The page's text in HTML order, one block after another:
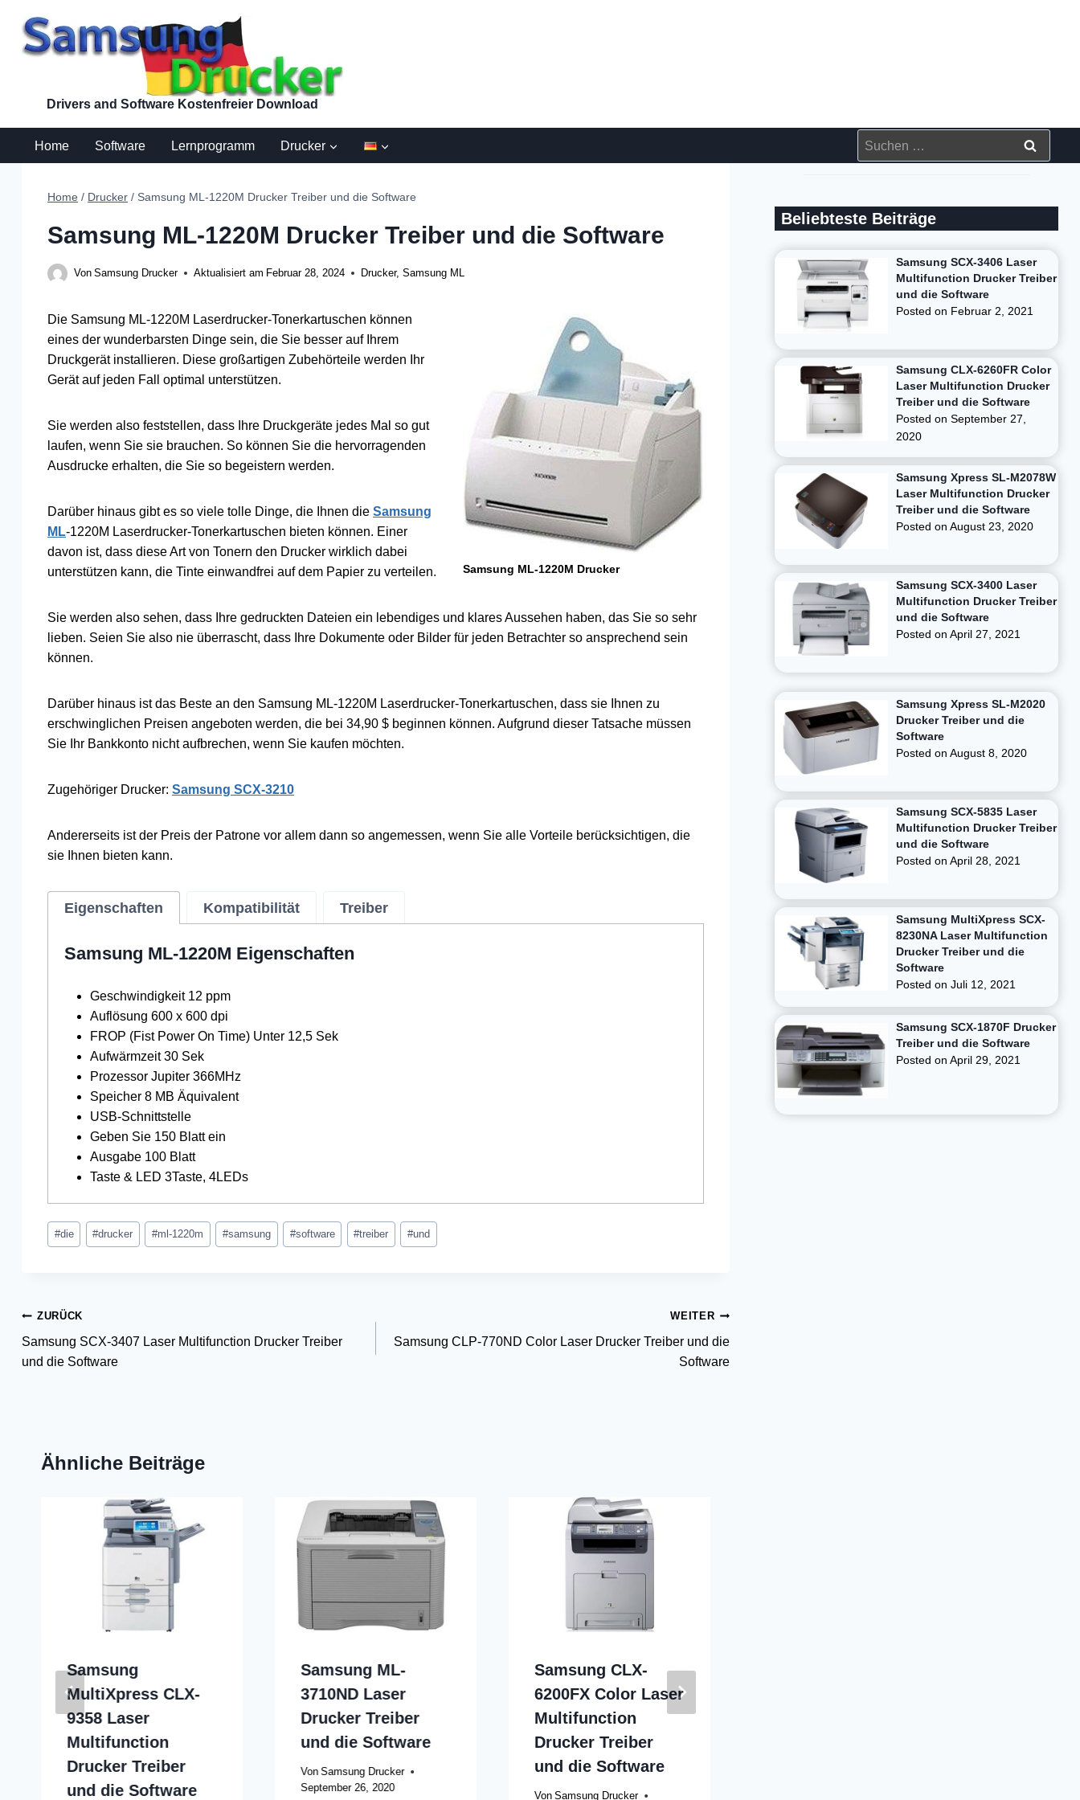
Inhalt
springen
Drivers and Software Kostenfreier Download
Home Software Lernprogramm Drucker
Suchen
nach:
Home / Drucker / Samsung ML-1220M Drucker Treiber und die Software
Samsung ML-1220M Drucker Treiber und die Software
Von Samsung Drucker Aktualisiert am Februar 28, 2024 Drucker,Samsung ML
Samsung ML-1220M Drucker
Die Samsung ML-1220M Laserdrucker-Tonerkartuschen können
eines der wunderbarsten Dinge sein, die Sie besser auf Ihrem
Druckgerät installieren. Diese großartigen Zubehörteile werden Ihr
Gerät auf jeden Fall optimal unterstützen.
Sie werden also feststellen, dass Ihre Druckgeräte jedes Mal so gut
laufen, wenn Sie sie brauchen. So können Sie die hervorragenden
Ausdrucke erhalten, die Sie so begeistern werden.
Darüber hinaus gibt es so viele tolle Dinge, die Ihnen die Samsung
ML-1220M Laserdrucker-Tonerkartuschen bieten können. Einer
davon ist, dass diese Art von Tonern den Drucker wirklich dabei
unterstützen kann, die Tinte einwandfrei auf dem Papier zu verteilen.
Sie werden also sehen, dass Ihre gedruckten Dateien ein lebendiges und klares Aussehen haben, das Sie so sehr
lieben. Seien Sie also nie überrascht, dass Ihre Dokumente oder Bilder für jeden Betrachter so ansprechend sein
können.
Darüber hinaus ist das Beste an den Samsung ML-1220M Laserdrucker-Tonerkartuschen, dass sie Ihnen zu
erschwinglichen Preisen angeboten werden, die bei 34,90 $ beginnen können. Aufgrund dieser Tatsache müssen
Sie Ihr Bankkonto nicht aufbrechen, wenn Sie kaufen möchten.
Zugehöriger Drucker: Samsung SCX-3210
Andererseits ist der Preis der Patrone vor allem dann so angemessen, wenn Sie alle Vorteile berücksichtigen, die
sie Ihnen bieten kann.
Eigenschaften Kompatibilität Treiber
Samsung ML-1220M Eigenschaften
Geschwindigkeit 12 ppm
Auflösung 600 x 600 dpi
FROP (Fist Power On Time) Unter 12,5 Sek
Aufwärmzeit 30 Sek
Prozessor Jupiter 366MHz
Speicher 8 MB Äquivalent
USB-Schnittstelle
Geben Sie 150 Blatt ein
Ausgabe 100 Blatt
Taste & LED 3Taste, 4LEDs
Schlagworte:
#die #drucker #ml-1220m #samsung #software #treiber #und
Beitragsnavigation
ZURÜCK
Samsung SCX-3407 Laser Multifunction Drucker Treiber
und die Software
WEITER
Samsung CLP-770ND Color Laser Drucker Treiber und die
Software
Ähnliche Beiträge
Samsung
MultiXpress CLX-
9358 Laser
Multifunction
Drucker Treiber
und die Software
Samsung ML-
3710ND Laser
Drucker Treiber
und die Software
Von Samsung Drucker
September 26, 2020
Samsung CLX-
6200FX Color Laser
Multifunction
Drucker Treiber
und die Software
Von Samsung Drucker
Beliebteste Beiträge
Samsung SCX-3406 Laser
Multifunction Drucker Treiber
und die Software
Posted on Februar 2, 2021
Samsung CLX-6260FR Color
Laser Multifunction Drucker
Treiber und die Software
Posted onSeptember 27,
2020
Samsung Xpress SL-M2078W
Laser Multifunction Drucker
Treiber und die Software
Posted onAugust 23, 2020
Samsung SCX-3400 Laser
Multifunction Drucker Treiber
und die Software
Posted onApril 27, 2021
Samsung Xpress SL-M2020
Drucker Treiber und die
Software
Posted onAugust 8, 2020
Samsung SCX-5835 Laser
Multifunction Drucker Treiber
und die Software
Posted onApril 28, 2021
Samsung MultiXpress SCX-
8230NA Laser Multifunction
Drucker Treiber und die
Software
Posted onJuli 12, 2021
Samsung SCX-1870F Drucker
Treiber und die Software
Posted onApril 29, 2021